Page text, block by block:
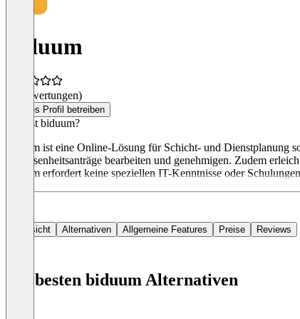
biduum
(0 Bewertungen)
Dieses Profil betreiben
Was ist biduum?
biduum ist eine Online-Lösung für Schicht- und
Abwesenheitsanträge bearbeiten und genehmigen. Zudem
biduum erfordert keine speziellen IT-Kenntnisse oder
Übersicht Alternativen Allgemeine Features Preise Reviews
Die besten biduum Alternativen